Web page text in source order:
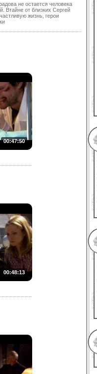
не остается человека
Втайне от близких Сергей
жизнь, герои
00:47:50
00:48:13